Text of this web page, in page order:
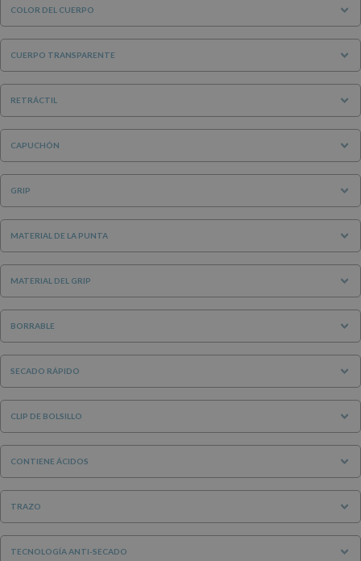
COLOR DEL CUERPO
CUERPO TRANSPARENTE
RETRÁCTIL
CAPUCHÓN
GRIP
MATERIAL DE LA PUNTA
MATERIAL DEL GRIP
BORRABLE
SECADO RÁPIDO
CLIP DE BOLSILLO
CONTIENE ÁCIDOS
TRAZO
TECNOLOGÍA ANTI-SECADO